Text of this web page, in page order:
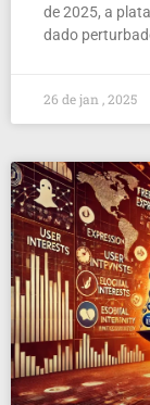
de 2025, a
dado
26 de jan , 2025